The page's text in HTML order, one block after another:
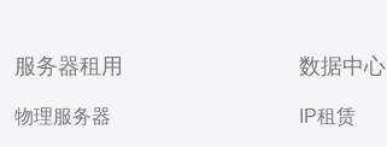
服务器租用
物理服务器
数据中心
IP租赁